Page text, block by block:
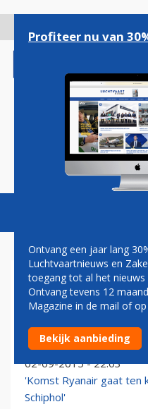
gaan
Magazine
KLM
KLM presenteert nieuw
maatregelen
02-09-2015 - 22:03
'Komst Ryanair gaat ten
Schiphol'
Profiteer nu van
Ontvang een jaar lang
Luchtvaartnieuws en
toegang tot al het nieuws
Ontvang tevens 12
Magazine in de mail of
Bekijk aanbieding